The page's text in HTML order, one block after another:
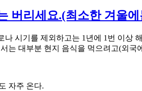
버리세요.(최소한 겨울
시기를 제외하고는 1년에 1번 이상
는 대부분 현지 음식을 먹으려고(외
자주 온다.